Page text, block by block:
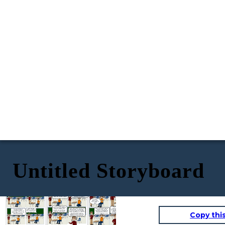
Untitled Storyboard
En este instante, se
establece toda la
información genética del
futuro bebé. ¡Es como el
plano inicial de una
construcción increíble!
¡Wow, de una
célula a muchas en
poco tiempo! ¿Qué
pasa después?
encontrar un hogar seguro! básicas y los órganos
principales.
¡Y mira! Alrededor de la
quinta semana, ya podemos
distinguir esbozos de lo
que serán sus ojos, brazos,
piernas... ¡e incluso el
corazón comienza a latir!
partir de la novena semana, lo
llamamos feto. En esta etapa,
los órganos ya están formados,
aunque inmaduros, y se dedican
principalmente a crecer y
madurar. ¡Es como refinar los
detalles de la construcción!
¿Ya pueden
hacer cosas
como chupar su
dedo?
dentro del útero. ¡Es como
Hacia el final del embarazo,
los órganos como los
pulmones se preparan para
funcionar fuera del útero.
¡Están listos para su gran
debut!
Como ves, el desarrollo
embrionario y fetal es un
proceso increíblemente complejo
y coordinado. ¡Desde una única
célula hasta un ser humano
completamente formado en tan
solo nueve meses! Copy